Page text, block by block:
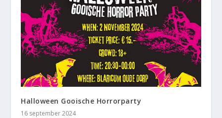
Halloween Gooische Horrorparty
16 september 2024